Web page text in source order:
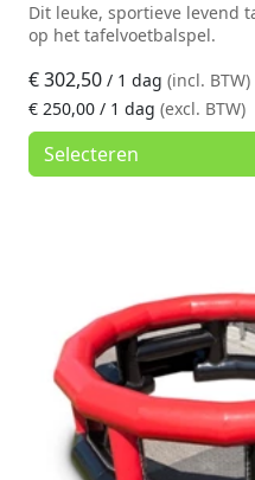
Dit leuke, sportieve levend
op het tafelvoetbalspel.
€302,50 / 1 dag (incl. BTW)
€ 250,00 / 1 dag (excl. BTW)
Selecteren